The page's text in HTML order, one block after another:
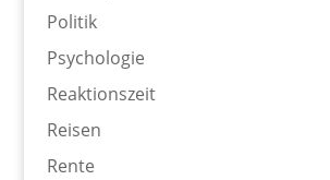
Politik
Psychologie
Reaktionszeit
Reisen
Rente